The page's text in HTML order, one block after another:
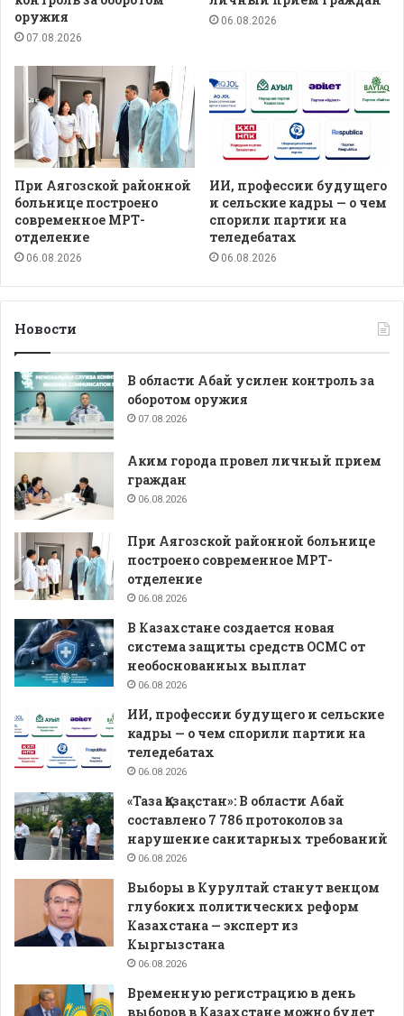
оружия
07.08.2026
06.08.2026
При Аягозской районной
больнице построено
современное МРТ-
отделение
06.08.2026
ИИ, профессии будущего
и сельские кадры — о чем
спорили партии на
теледебатах
06.08.2026
Новости
В области Абай усилен контроль за
оборотом оружия
07.08.2026
Аким города провел личный прием
граждан
06.08.2026
При Аягозской районной больнице
построено современное МРТ-
отделение
06.08.2026
В Казахстане создается новая
система защиты средств ОСМС от
необоснованных выплат
06.08.2026
ИИ, профессии будущего и сельские
кадры — о чем спорили партии на
теледебатах
06.08.2026
«Таза Қазақстан»: В области Абай
составлено 7 786 протоколов за
нарушение санитарных требований
06.08.2026
Выборы в Курултай станут венцом
глубоких политических реформ
Казахстана — эксперт из
Кыргызстана
06.08.2026
Временную регистрацию в день
выборов в Казахстане можно будет